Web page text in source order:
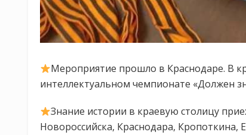
Мероприятие прошло в Краснодаре. В
интеллектуальном чемпионате «Должен
Знание истории в краевую столицу
Новороссийска, Краснодара, Кропоткина,